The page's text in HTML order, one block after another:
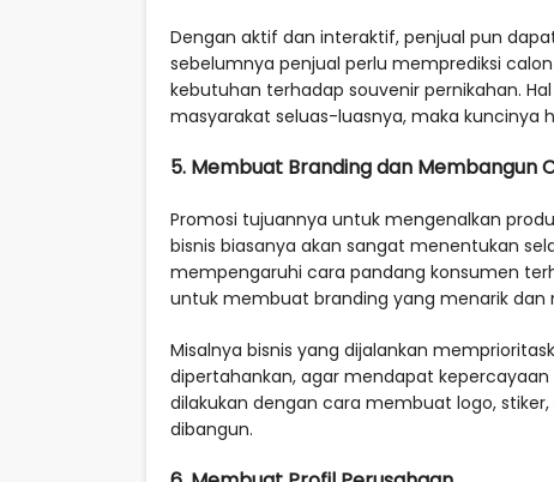
Dengan aktif dan interaktif, penjual pun
sebelumnya penjual perlu memprediksi
kebutuhan terhadap souvenir pernikahan.
masyarakat seluas-luasnya, maka kuncinya
5. Membuat Branding dan Membangun
Promosi tujuannya untuk mengenalkan
bisnis biasanya akan sangat menentukan
mempengaruhi cara pandang konsumen
untuk membuat branding yang menarik
Misalnya bisnis yang dijalankan
dipertahankan, agar mendapat
dilakukan dengan cara membuat logo,
dibangun.